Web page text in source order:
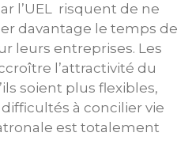
l’UEL risquent de ne
davantage le temps de
leurs entreprises. Les
l’attractivité du
soient plus flexibles,
à concilier vie
est totalement